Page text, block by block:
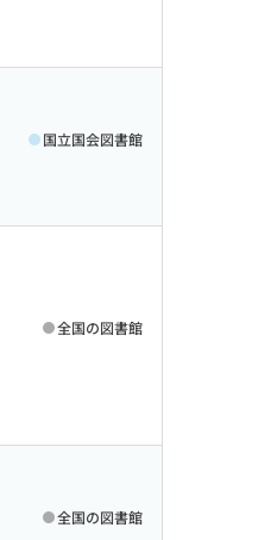
国立国会図書館
全国の図書館
全国の図書館